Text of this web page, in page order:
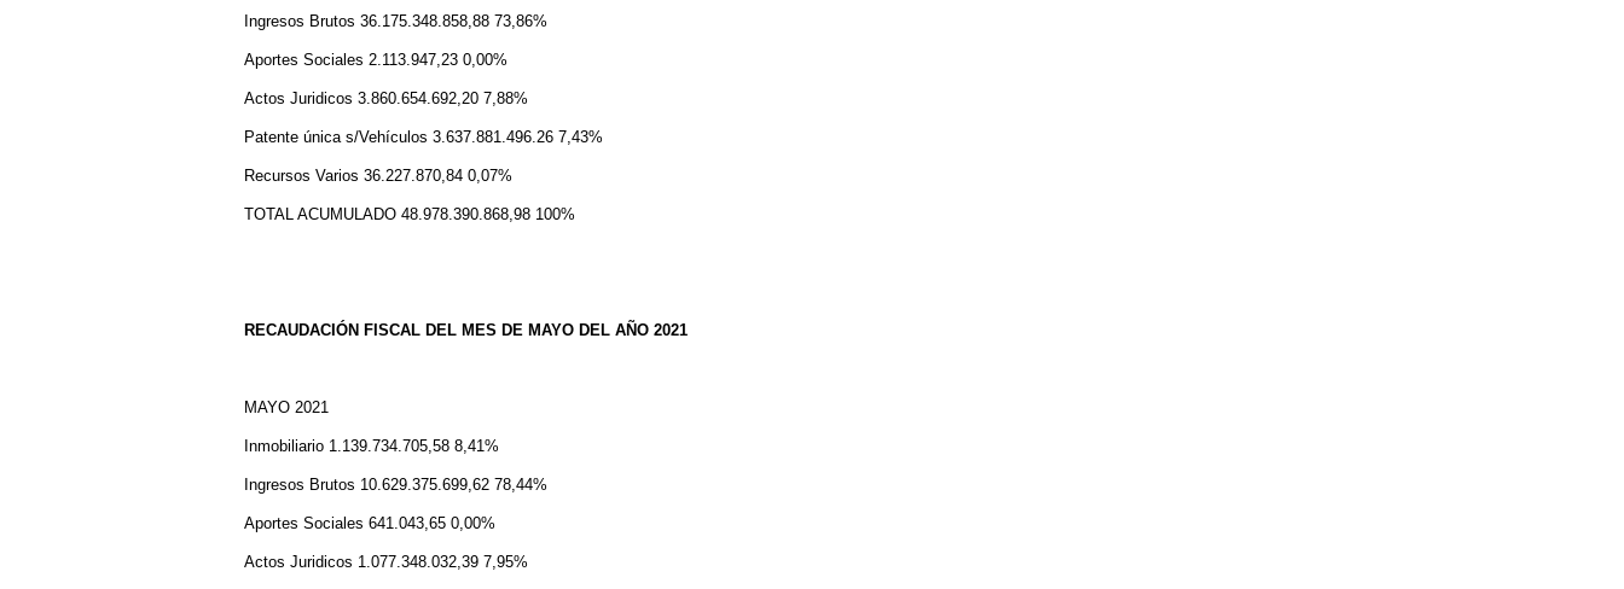
Ingresos Brutos 36.175.348.858,88 73,86%
Aportes Sociales 2.113.947,23 0,00%
Actos Juridicos 3.860.654.692,20 7,88%
Patente única s/Vehículos 3.637.881.496.26 7,43%
Recursos Varios 36.227.870,84 0,07%
TOTAL ACUMULADO 48.978.390.868,98 100%
RECAUDACIÓN FISCAL DEL MES DE MAYO DEL AÑO 2021
MAYO 2021
Inmobiliario 1.139.734.705,58 8,41%
Ingresos Brutos 10.629.375.699,62 78,44%
Aportes Sociales 641.043,65 0,00%
Actos Juridicos 1.077.348.032,39 7,95%